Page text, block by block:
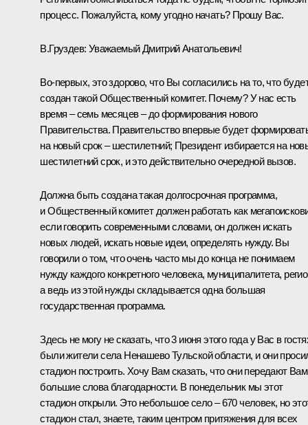
процесс. Пожалуйста, кому угодно начать? Прошу Вас.
В.Груздев: Уважаемый Дмитрий Анатольевич!
Во‑первых, это здорово, что Вы согласились на то, что
создан такой Общественный комитет. Почему? У нас есть
время – семь месяцев – до формирования нового
Правительства. Правительство впервые будет
на новый срок – шестилетний; Президент избирается на
шестилетний срок, и это действительно очередной вызов.
Должна быть создана такая долгосрочная программа,
и Общественный комитет должен работать как
если говорить современными словами, он должен искать
новых людей, искать новые идеи, определять нужду. Вы
говорили о том, что очень часто мы до конца не понимаем
нужду каждого конкретного человека, муниципалитета,
а ведь из этой нужды складывается одна большая
государственная программа.
Здесь не могу не сказать, что 3 июня этого года у Вас в
были жители села Ненашево Тульской области, и они
стадион построить. Хочу Вам сказать, что они передают Вам
большие слова благодарности. В понедельник мы этот
стадион открыли. Это небольшое село – 670 человек, но
стадион стал, знаете, таким центром притяжения для всех